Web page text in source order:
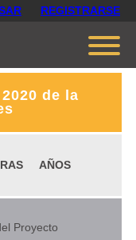
REGISTRARSE
de la
AÑOS
Proyecto